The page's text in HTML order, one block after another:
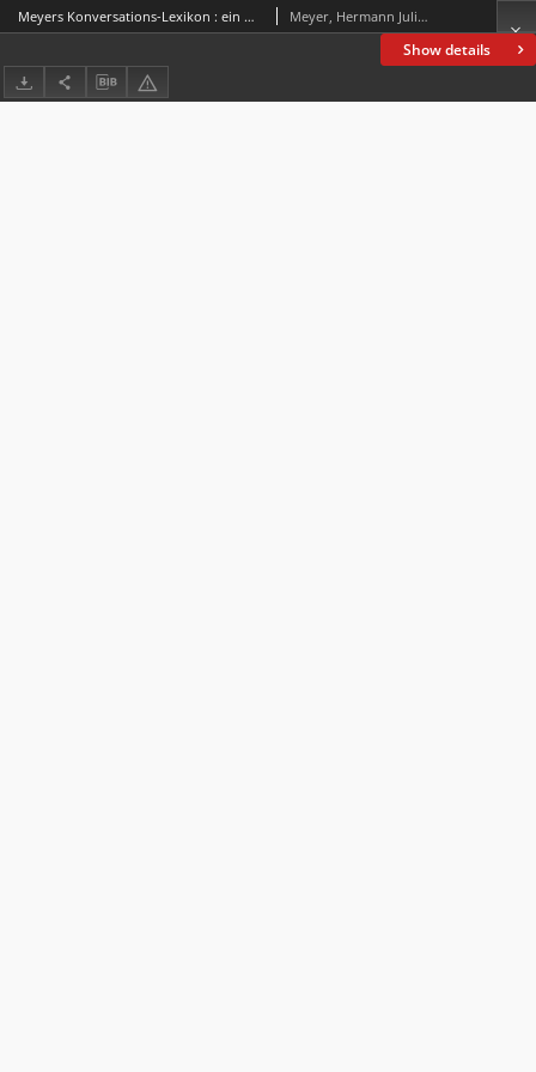
Show details
Meyers Konversations-Lexikon : ein Nachschlagewerk des allgemeinen Wissens Meyer, Hermann Julius (1826-1909)